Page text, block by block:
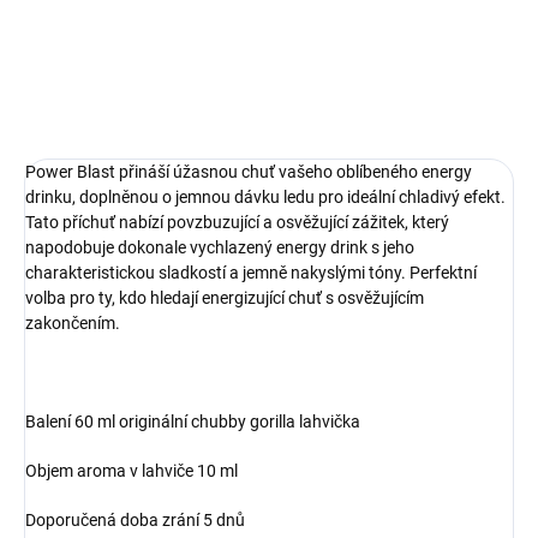
Power Blast přináší úžasnou chuť vašeho oblíbeného energy
drinku, doplněnou o jemnou dávku ledu pro ideální chladivý efekt.
Tato příchuť nabízí povzbuzující a osvěžující zážitek, který
napodobuje dokonale vychlazený energy drink s jeho
charakteristickou sladkostí a jemně nakyslými tóny. Perfektní
volba pro ty, kdo hledají energizující chuť s osvěžujícím
zakončením.
Balení 60 ml originální chubby gorilla lahvička
Objem aroma v lahviče 10 ml
Doporučená doba zrání 5 dnů